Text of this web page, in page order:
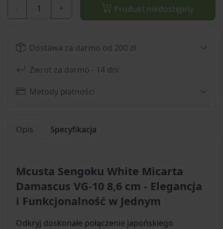
- + Produkt niedostępny
Dostawa za darmo od 200 zł
Zwrot za darmo - 14 dni
Metody płatności
Opis Specyfikacja
Mcusta Sengoku White Micarta
Damascus VG-10 8,6 cm - Elegancja
i Funkcjonalność w Jednym
Odkryj doskonałe połączenie japońskiego